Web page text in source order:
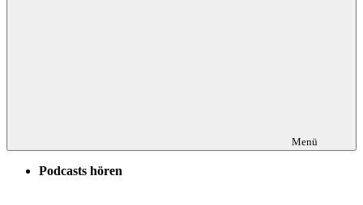
Menü
Podcasts hören